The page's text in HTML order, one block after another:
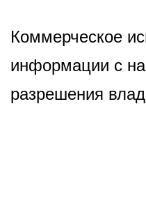
Коммерческое
информации с
разрешения